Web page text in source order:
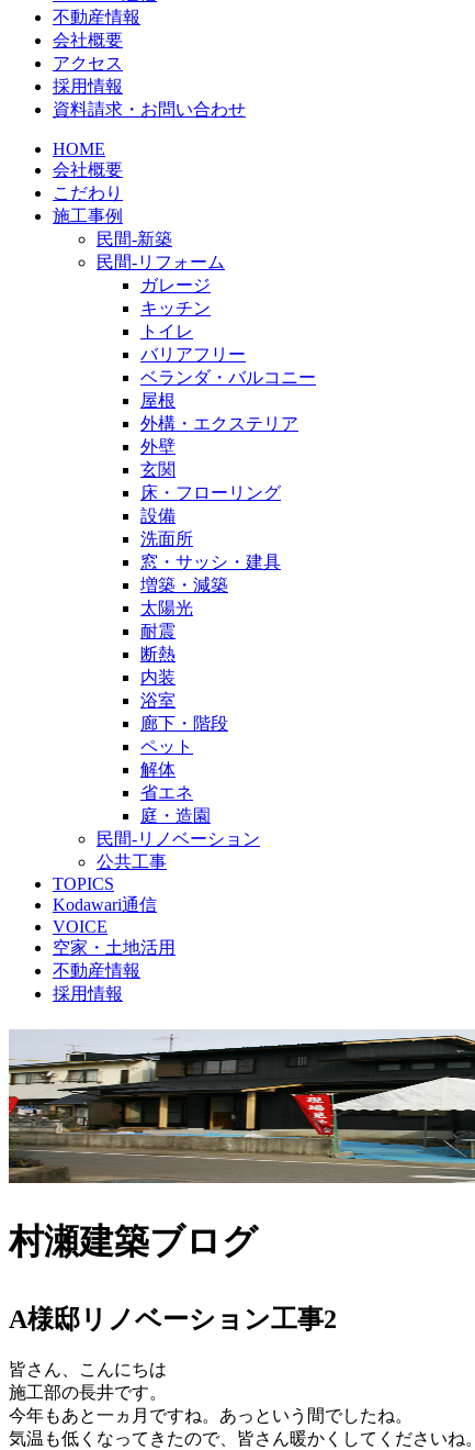
不動産情報
会社概要
アクセス
採用情報
資料請求・お問い合わせ
HOME
会社概要
こだわり
施工事例
民間-新築
民間-リフォーム
ガレージ
キッチン
トイレ
バリアフリー
ベランダ・バルコニー
屋根
外構・エクステリア
外壁
玄関
床・フローリング
設備
洗面所
窓・サッシ・建具
増築・減築
太陽光
耐震
断熱
内装
浴室
廊下・階段
ペット
解体
省エネ
庭・造園
民間-リノベーション
公共工事
TOPICS
Kodawari通信
VOICE
空家・土地活用
不動産情報
採用情報
村瀬建築ブログ
A様邸リノベーション工事2
皆さん、こんにちは
施工部の長井です。
今年もあと一ヵ月ですね。あっという間でしたね。
気温も低くなってきたので、皆さん暖かくしてくださいね。